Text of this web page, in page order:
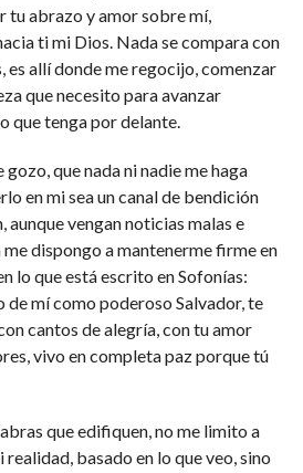
tu abrazo y amor sobre mí,
ti mi Dios. Nada se compara con
es allí donde me regocijo, comenzar
que necesito para avanzar
que tenga por delante.
gozo, que nada ni nadie me haga
en mi sea un canal de bendición
aunque vengan noticias malas e
dispongo a mantenerme firme en
lo que está escrito en Sofonías:
de mí como poderoso Salvador, te
cantos de alegría, con tu amor
vivo en completa paz porque tú
que edifiquen, no me limito a
basado en lo que veo, sino